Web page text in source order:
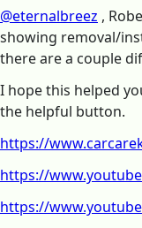
@eternalbreez ,
showing removal/
there are a couple
I hope this helped
the helpful button.
https://
https://
https://